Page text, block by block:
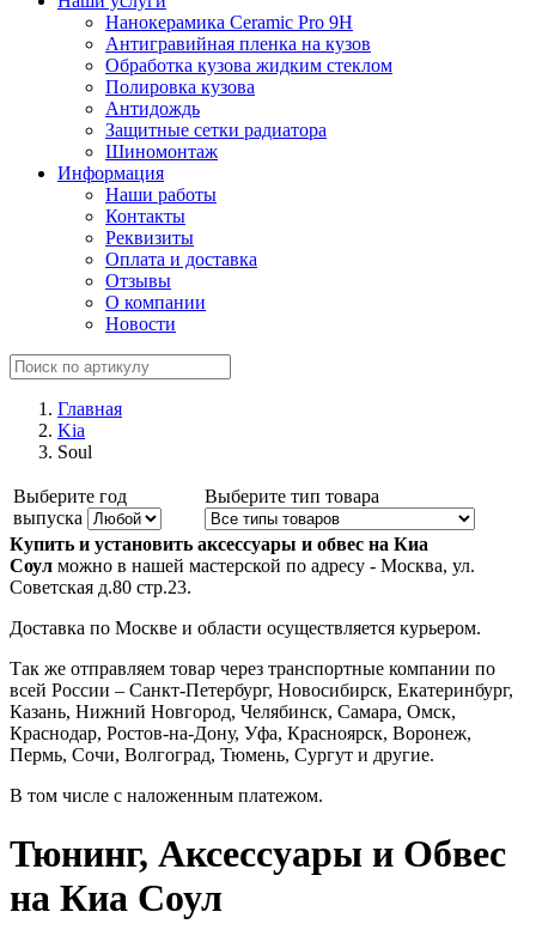
Нанокерамика Ceramic Pro 9H
Антигравийная пленка на кузов
Обработка кузова жидким стеклом
Полировка кузова
Антидождь
Защитные сетки радиатора
Шиномонтаж
Информация
Наши работы
Контакты
Реквизиты
Оплата и доставка
Отзывы
О компании
Новости
Главная
Kia
Soul
Выберите год
выпуска
Выберите тип товара
Купить и установить аксессуары и обвес на Киа
Соул можно в нашей мастерской по адресу - Москва, ул.
Советская д.80 стр.23.
Доставка по Москве и области осуществляется курьером.
Так же отправляем товар через транспортные компании по
всей России – Санкт-Петербург, Новосибирск, Екатеринбург,
Казань, Нижний Новгород, Челябинск, Самара, Омск,
Краснодар, Ростов-на-Дону, Уфа, Красноярск, Воронеж,
Пермь, Сочи, Волгоград, Тюмень, Сургут и другие.
В том числе с наложенным платежом.
Тюнинг, Аксессуары и Обвес
на Киа Соул